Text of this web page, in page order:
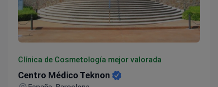
Clínica de Cosmetología mejor valorada
Centro Médico Teknon